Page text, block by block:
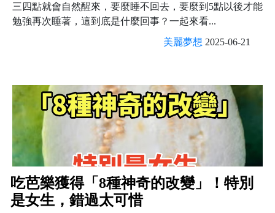
三四點就會自然醒來，要麼睡不回去，要麼到5點以後才能
勉強再次睡著，這到底是什麼回事？一起來看...
美麗夢想 2025-06-21
吃芭樂獲得「8種神奇的改變」！特別
是女生，錯過太可惜